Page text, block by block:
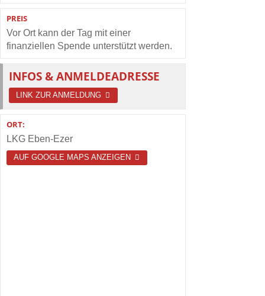
PREIS
Vor Ort kann der Tag mit einer
finanziellen Spende unterstützt werden.
INFOS & ANMELDEADRESSE
LINK ZUR ANMELDUNG
ORT:
LKG Eben-Ezer
AUF GOOGLE MAPS ANZEIGEN